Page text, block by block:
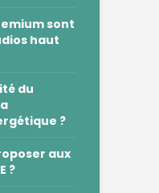
sont
haut
du
?
aux
?